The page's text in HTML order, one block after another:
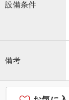
設備条件
備考